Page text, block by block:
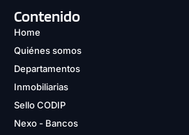
Contenido
Home
Quiénes somos
Departamentos
Inmobiliarias
Sello CODIP
Nexo - Bancos